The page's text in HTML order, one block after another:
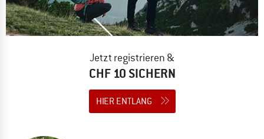
Jetzt registrieren &
CHF 10 SICHERN
HIER ENTLANG